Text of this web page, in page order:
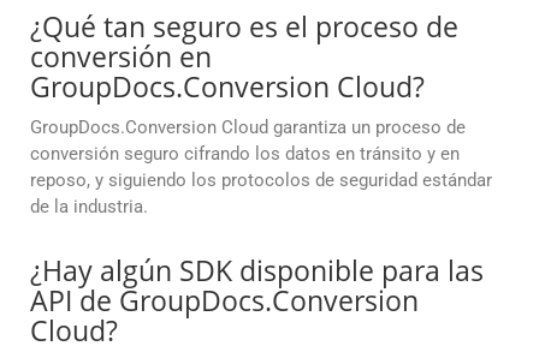
¿Qué tan seguro es el proceso de
conversión en
GroupDocs.Conversion Cloud?
GroupDocs.Conversion Cloud garantiza un proceso de
conversión seguro cifrando los datos en tránsito y en
reposo, y siguiendo los protocolos de seguridad estándar
de la industria.
¿Hay algún SDK disponible para las
API de GroupDocs.Conversion
Cloud?